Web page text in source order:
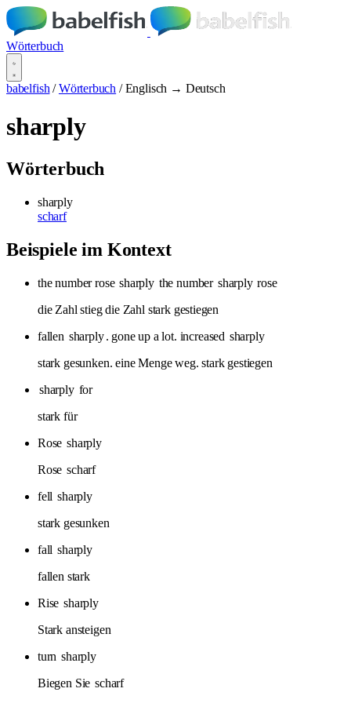
Wörterbuch
babelfish / Wörterbuch / Englisch → Deutsch
sharply
Wörterbuch
sharply
scharf
Beispiele im Kontext
the number rose sharply the number sharply rose
die Zahl stieg die Zahl stark gestiegen
fallen sharply . gone up a lot. increased sharply
stark gesunken. eine Menge weg. stark gestiegen
sharply for
stark für
Rose sharply
Rose scharf
fell sharply
stark gesunken
fall sharply
fallen stark
Rise sharply
Stark ansteigen
turn sharply
Biegen Sie scharf